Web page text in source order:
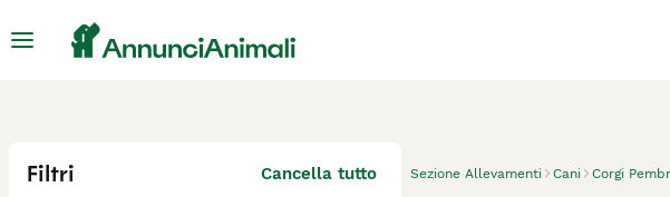
Filtri Cancella tutto Sezione Allevamenti Cani Corgi